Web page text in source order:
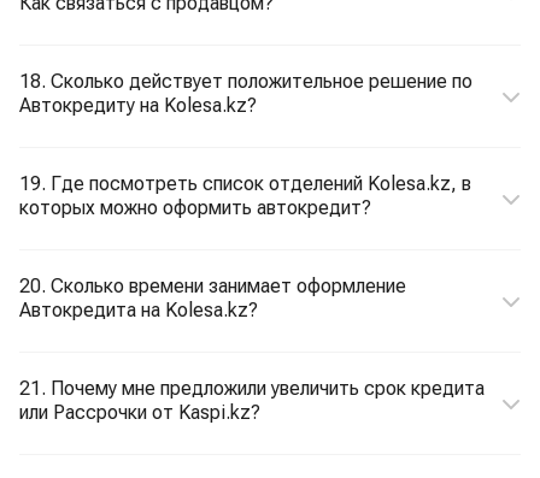
18. Сколько действует положительное решение по
Автокредиту на Kolesa.kz?
19. Где посмотреть список отделений Kolesa.kz, в
которых можно оформить автокредит?
20. Сколько времени занимает оформление
Автокредита на Kolesa.kz?
21. Почему мне предложили увеличить срок кредита
или Рассрочки от Kaspi.kz?